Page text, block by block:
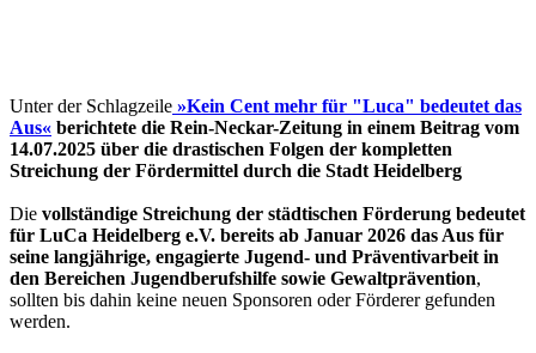
Unter der Schlagzeile »Kein Cent mehr für "Luca" bedeutet das
Aus« berichtete die Rein-Neckar-Zeitung in einem Beitrag vom
14.07.2025 über die drastischen Folgen der kompletten
Streichung der Fördermittel durch die Stadt Heidelberg
Die vollständige Streichung der städtischen Förderung bedeutet
für LuCa Heidelberg e.V. bereits ab Januar 2026 das Aus für
seine langjährige, engagierte Jugend- und Präventivarbeit in
den Bereichen Jugendberufshilfe sowie Gewaltprävention,
sollten bis dahin keine neuen Sponsoren oder Förderer gefunden
werden.